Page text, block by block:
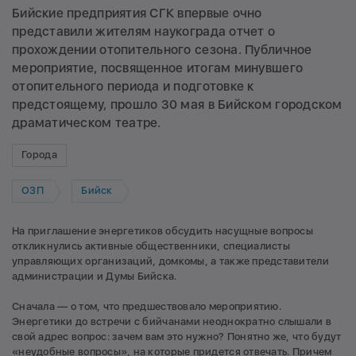
Бийские предприятия СГК впервые очно
представили жителям наукограда отчет о
прохождении отопительного сезона. Публичное
мероприятие, посвященное итогам минувшего
отопительного периода и подготовке к
предстоящему, прошло 30 мая в Бийском городском
драматическом театре.
Города
ОЗП Бийск
На приглашение энергетиков обсудить насущные вопросы
откликнулись активные общественники, специалисты
управляющих организаций, домкомы, а также представители
администрации и Думы Бийска.
Сначала — о том, что предшествовало мероприятию.
Энергетики до встречи с бийчанами неоднократно слышали в
свой адрес вопрос: зачем вам это нужно? Понятно же, что будут
«неудобные вопросы», на которые придется отвечать. Причем